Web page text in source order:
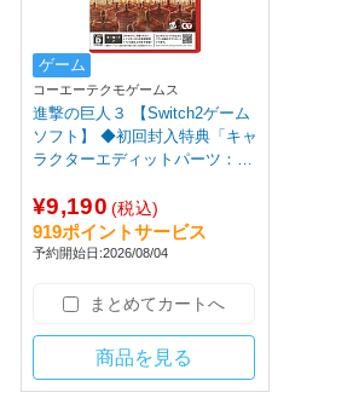
ゲーム
コーエーテクモゲームス
進撃の巨人３ 【Switch2ゲーム
ソフト】 ◆初回封入特典「キャ
ラクターエディットパーツ：自
¥9,190 (税込)
919ポイントサービス
予約開始日:2026/08/04
まとめてカートへ
商品を見る